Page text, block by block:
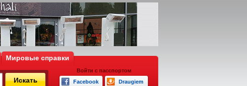
Мировые справки
Искать
Войти с пасспортом
Facebook
Draugiem